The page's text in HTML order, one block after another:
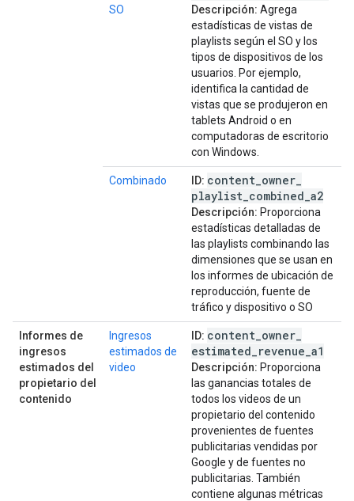
SO Descripción: Agrega
estadísticas de vistas de
playlists según el SO y los
tipos de dispositivos de los
usuarios. Por ejemplo,
identifica la cantidad de
vistas que se produjeron en
tablets Android o en
computadoras de escritorio
con Windows.
Combinado ID: content owner
playlist combined a2
Descripción: Proporciona
estadísticas detalladas de
las playlists combinando las
dimensiones que se usan en
los informes de ubicación de
reproducción, fuente de
tráfico y dispositivo o SO
Informes de
ingresos
estimados del
propietario del
contenido
Ingresos
estimados de
video
ID: content owner
estimated revenue a1
Descripción: Proporciona
las ganancias totales de
todos los videos de un
propietario del contenido
provenientes de fuentes
publicitarias vendidas por
Google y de fuentes no
publicitarias. También
contiene algunas métricas